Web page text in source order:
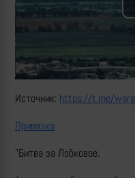
Источник: https://t.me/
Привязка
"Битва за Лобковое.